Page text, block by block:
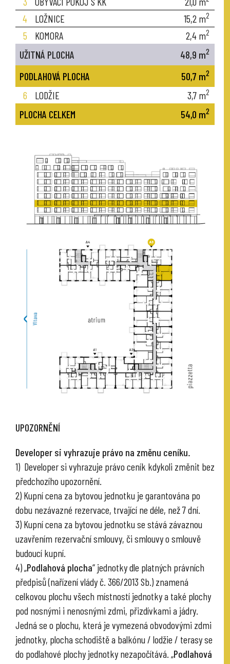
4 LOŽNICE 15,2 m2
5 KOMORA 2,4 m2
UŽITNÁ PLOCHA 48,9 m2
PODLAHOVÁ PLOCHA 50,7 m2
6 LODŽIE 3,7 m2
PLOCHA CELKEM 54,0 m2
UPOZORNĚNÍ
Developer si vyhrazuje právo na změnu ceníku.
1) Developer si vyhrazuje právo ceník kdykoli změnit bez
předchozího upozornění.
2) Kupní cena za bytovou jednotku je garantována po
dobu nezávazné rezervace, trvající ne déle, než 7 dní.
3) Kupní cena za bytovou jednotku se stává závaznou
uzavřením rezervační smlouvy, či smlouvy o smlouvě
budoucí kupní.
4) „Podlahová plocha“ jednotky dle platných právních
předpisů (nařízení vlády č. 366/2013 Sb.) znamená
celkovou plochu všech místností jednotky a také plochy
pod nosnými i nenosnými zdmi, přizdívkami a jádry.
Jedná se o plochu, která je vymezená obvodovými zdmi
jednotky, plocha schodiště a balkónu / lodžie / terasy se
do podlahové plochy jednotky nezapočítává. „Podlahová